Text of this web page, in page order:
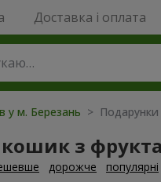
Доставка і оплата
у м. Березань >
з
дорожче популярні